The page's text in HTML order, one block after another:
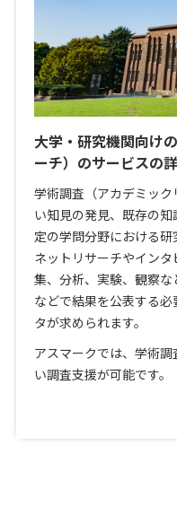
大学・研究機関向け
ーチ）のサービスの
学術調査（アカデミッ
い知見の発見、既存の
定の学問分野における研
ネットリサーチやイン
集、分析、実験、観察
などで結果を公表する
タが求められます。
アスマークでは、学術
い調査支援が可能です。